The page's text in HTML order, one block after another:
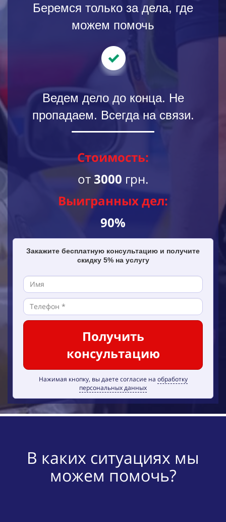
Беремся только за дела, где
можем помочь
Ведем дело до конца. Не
пропадаем. Всегда на связи.
Стоимость:
от 3000 грн.
Выигранных дел:
90%
Закажите бесплатную консультацию и получите
скидку 5% на услугу
Получить
консультацию
Нажимая кнопку, вы даете согласие на обработку
персональных данных
В каких ситуациях мы
можем помочь?